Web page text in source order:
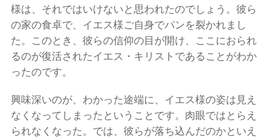
様は、それではいけないと思われたのでしょう。彼ら
の家の食卓で、イエス様ご自身でパンを裂かれまし
た。このとき、彼らの信仰の目が開け、ここにおられ
るのが復活されたイエス・キリストであることがわか
ったのです。
興味深いのが、わかった途端に、イエス様の姿は見え
なくなってしまったということです。肉眼ではとらえ
られなくなった。では、彼らが落ち込んだのかといえ